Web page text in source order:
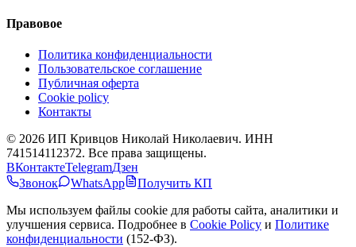
Правовое
Политика конфиденциальности
Пользовательское соглашение
Публичная оферта
Cookie policy
Контакты
© 2026 ИП Кривцов Николай Николаевич. ИНН
741514112372. Все права защищены.
ВКонтактеTelegramДзен
Звонок
WhatsApp
Получить КП
Мы используем файлы cookie для работы сайта, аналитики и
улучшения сервиса. Подробнее в Cookie Policy и Политике
конфиденциальности (152-ФЗ).